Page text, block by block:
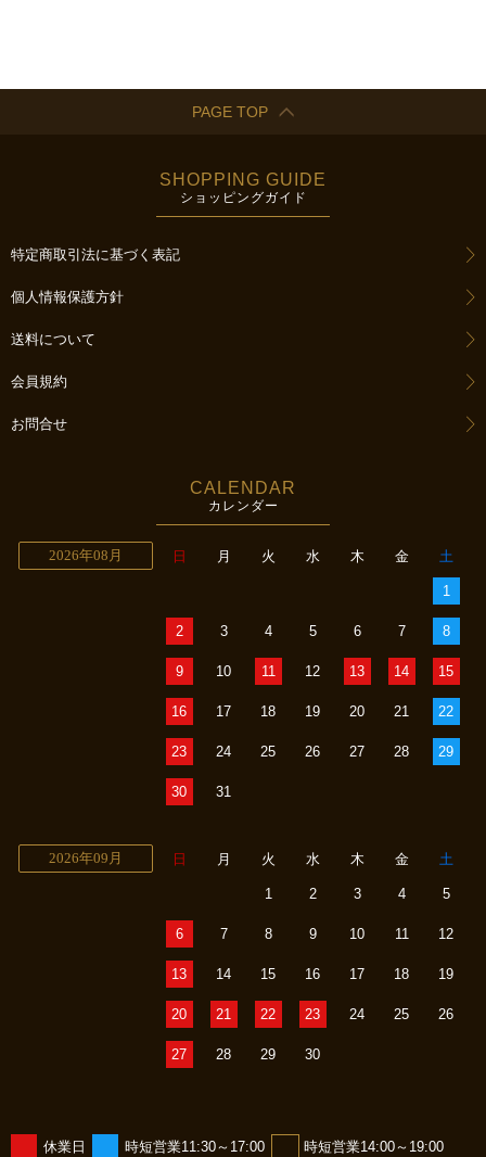
PAGE TOP
SHOPPING GUIDE
ショッピングガイド
特定商取引法に基づく表記
個人情報保護方針
送料について
会員規約
お問合せ
CALENDAR
カレンダー
2026年08月 日 月 火 水 木 金 土
1
2 3 4 5 6 7 8
9 10 11 12 13 14 15
16 17 18 19 20 21 22
23 24 25 26 27 28 29
30 31
2026年09月 日 月 火 水 木 金 土
1 2 3 4 5
6 7 8 9 10 11 12
13 14 15 16 17 18 19
20 21 22 23 24 25 26
27 28 29 30
休業日 時短営業11:30～17:00 時短営業14:00～19:00